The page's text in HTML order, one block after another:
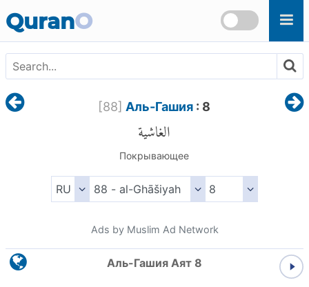
QuranO
[88] Аль-Гашия : 8
الغاشية
Покрывающее
Ads by Muslim Ad Network
Аль-Гашия Аят 8